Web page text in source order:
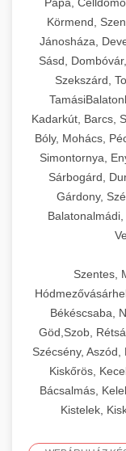
Körmend,
Jánosháza,
Sásd,
Szekszárd,
Kadarkút, Barcs,
Bóly, Mohács,
Simontornya,
Sárbogárd,
Gárdony,
Szentes,
Békéscsaba,
Göd,Szob,
Szécsény,
Kiskőrös,
Bácsalmás,
Kistelek,